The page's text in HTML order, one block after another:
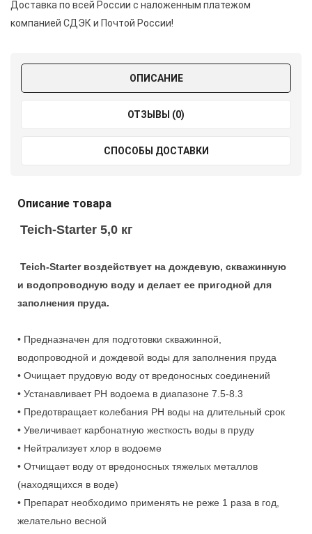
Доставка по всей России с наложенным платежом
компанией СДЭК и Почтой России!
ОПИСАНИЕ
ОТЗЫВЫ (0)
СПОСОБЫ ДОСТАВКИ
Описание товара
Teich-Starter 5,0 кг
Teich-Starter воздействует на дождевую, скважинную
и водопроводную воду и делает ее пригодной для
заполнения пруда.
• Предназначен для подготовки скважинной,
водопроводной и дождевой воды для заполнения пруда
• Очищает прудовую воду от вредоносных соединений
• Устанавливает PH водоема в диапазоне 7.5-8.3
• Предотвращает колебания PH воды на длительный срок
• Увеличивает карбонатную жесткость воды в пруду
• Нейтрализует хлор в водоеме
• Отчищает воду от вредоносных тяжелых металлов
(находящихся в воде)
• Препарат необходимо применять не реже 1 раза в год,
желательно весной